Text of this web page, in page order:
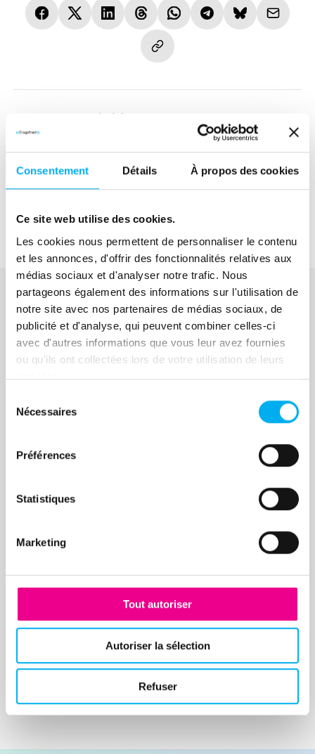
Consentement Détails À propos des cookies
Ce site web utilise des cookies.
Les cookies nous permettent de personnaliser le contenu
et les annonces, d'offrir des fonctionnalités relatives aux
médias sociaux et d'analyser notre trafic. Nous
partageons également des informations sur l'utilisation de
notre site avec nos partenaires de médias sociaux, de
publicité et d'analyse, qui peuvent combiner celles-ci
avec d'autres informations que vous leur avez fournies
ou qu'ils ont collectées lors de votre utilisation de leurs
services.
Nécessaires
Préférences
Statistiques
Marketing
Tout autoriser
Autoriser la sélection
Refuser
(nouvelle fenêtre)
(nouvelle fenêtre)
(nouvelle fenêtre)
(nouvelle fenêtre)
(nouvelle fenêtre)
(nouvelle fenêtre)
(nouvelle
Ressource précédente
La dynamique entrepreneuriale en France 2ème
trimestre 2026
À voir également
Ressources similaires
Vous pourriez aussi être intéressé par